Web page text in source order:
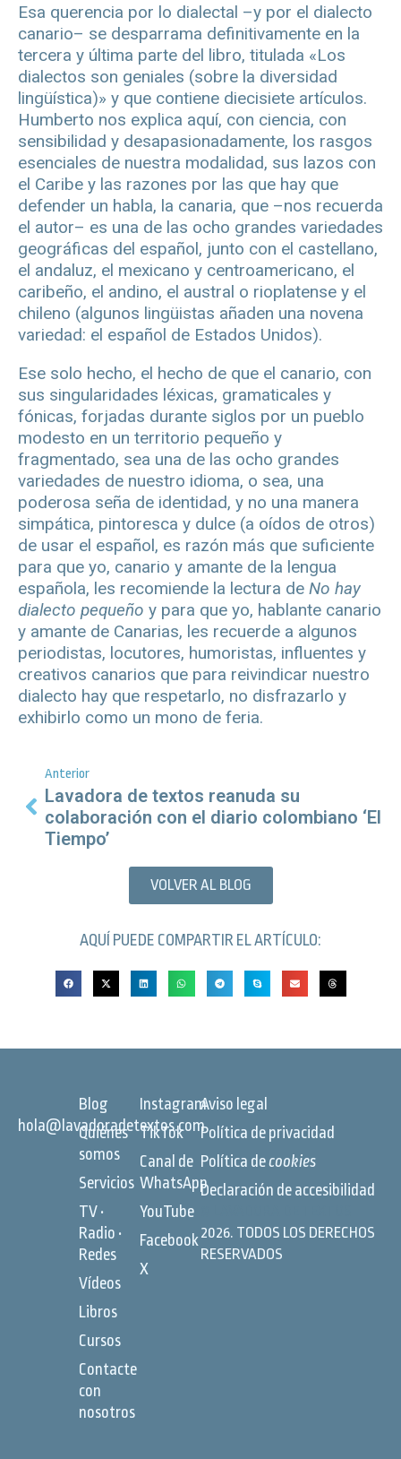
Esa querencia por lo dialectal –y por el dialecto
canario– se desparrama definitivamente en la
tercera y última parte del libro, titulada «Los
dialectos son geniales (sobre la diversidad
lingüística)» y que contiene diecisiete artículos.
Humberto nos explica aquí, con ciencia, con
sensibilidad y desapasionadamente, los rasgos
esenciales de nuestra modalidad, sus lazos con
el Caribe y las razones por las que hay que
defender un habla, la canaria, que –nos recuerda
el autor– es una de las ocho grandes variedades
geográficas del español, junto con el castellano,
el andaluz, el mexicano y centroamericano, el
caribeño, el andino, el austral o rioplatense y el
chileno (algunos lingüistas añaden una novena
variedad: el español de Estados Unidos).
Ese solo hecho, el hecho de que el canario, con
sus singularidades léxicas, gramaticales y
fónicas, forjadas durante siglos por un pueblo
modesto en un territorio pequeño y
fragmentado, sea una de las ocho grandes
variedades de nuestro idioma, o sea, una
poderosa seña de identidad, y no una manera
simpática, pintoresca y dulce (a oídos de otros)
de usar el español, es razón más que suficiente
para que yo, canario y amante de la lengua
española, les recomiende la lectura de No hay
dialecto pequeño y para que yo, hablante canario
y amante de Canarias, les recuerde a algunos
periodistas, locutores, humoristas, influentes y
creativos canarios que para reivindicar nuestro
dialecto hay que respetarlo, no disfrazarlo y
exhibirlo como un mono de feria.
Anterior
Lavadora de textos reanuda su
colaboración con el diario colombiano ‘El
Tiempo’
VOLVER AL BLOG
AQUÍ PUEDE COMPARTIR EL ARTÍCULO:
hola@lavadoradetextos.com
Blog
Quiénes
somos
Servicios
TV •
Radio •
Redes
Vídeos
Libros
Cursos
Contacte
con
nosotros
Instagram
TikTok
Canal de
WhatsApp
YouTube
Facebook
X
Aviso legal
Política de privacidad
Política decookies
Declaración de accesibilidad
2026. TODOS LOS DERECHOS
RESERVADOS